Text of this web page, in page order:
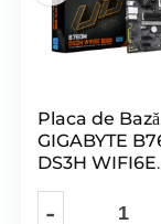
Placa de Bază
GIGABYTE
DS3H WIFI6E